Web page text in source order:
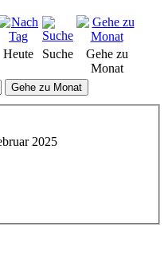
Heute Suche
Gehe zu
Monat
Gehe zu Monat
2025